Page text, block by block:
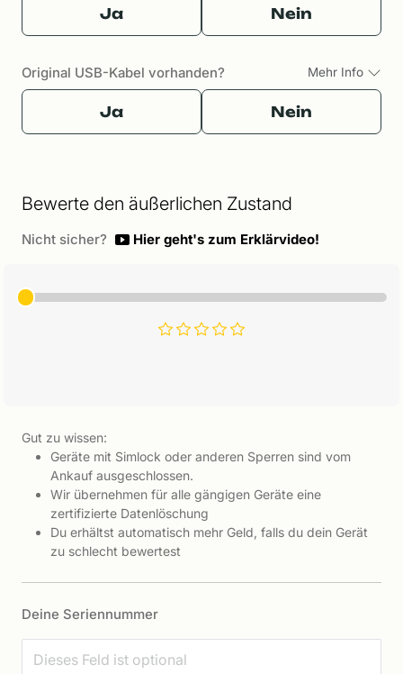
Ja Nein
Original USB-Kabel vorhanden? Mehr Info
Ja Nein
Bewerte den äußerlichen Zustand
Nicht sicher? Hier geht's zum Erklärvideo!
Gut zu wissen:
Geräte mit Simlock oder anderen Sperren sind vom
Ankauf ausgeschlossen.
Wir übernehmen für alle gängigen Geräte eine
zertifizierte Datenlöschung
Du erhältst automatisch mehr Geld, falls du dein Gerät
zu schlecht bewertest
Deine Seriennummer